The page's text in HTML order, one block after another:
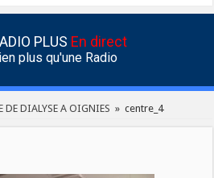
PLUS En direct
plus qu'une Radio
DE DIALYSE A OIGNIES » centre_4